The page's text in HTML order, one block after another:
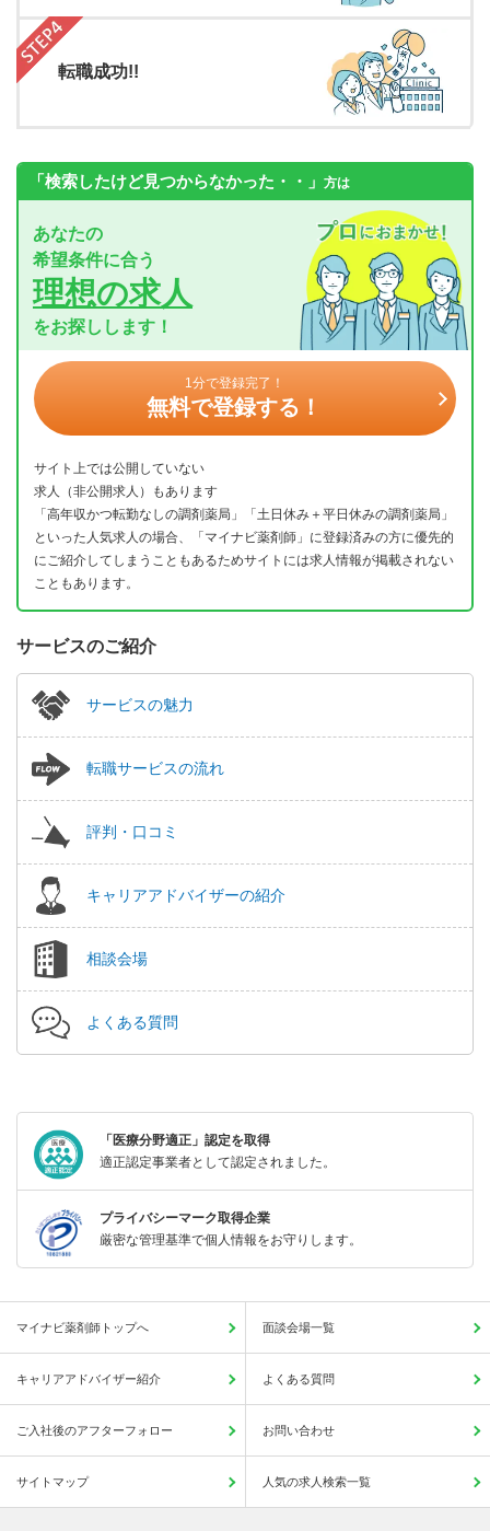
転職成功!!
「検索したけど見つからなかった・・」 方は
あなたの
希望条件に合う
理想の求人
をお探しします！
1分で登録完了！
無料で登録する！
サイト上では公開していない
求人（非公開求人）もあります
「高年収かつ転勤なしの調剤薬局」「土日休み＋平日休みの調剤薬局」
といった人気求人の場合、「マイナビ薬剤師」に登録済みの方に優先的
にご紹介してしまうこともあるためサイトには求人情報が掲載されない
こともあります。
サービスのご紹介
サービスの魅力
転職サービスの流れ
評判・口コミ
キャリアアドバイザーの紹介
相談会場
よくある質問
「医療分野適正」認定を取得
適正認定事業者として認定されました。
プライバシーマーク取得企業
厳密な管理基準で個人情報をお守りします。
マイナビ薬剤師トップへ 面談会場一覧
キャリアアドバイザー紹介 よくある質問
ご入社後のアフターフォロー お問い合わせ
サイトマップ 人気の求人検索一覧